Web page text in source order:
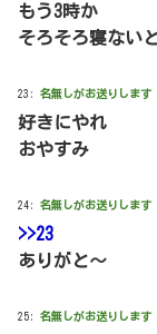
もう3時か
そろそろ寝ない
23: 名無しがお送りします
好きにやれ
おやすみ
24: 名無しがお送りします
>>23
ありがと～
25: 名無しがお送りします